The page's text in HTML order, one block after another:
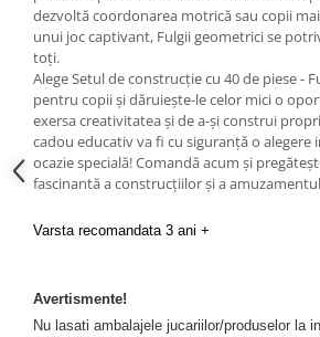
dezvoltă coordonarea motrică sau copii
unui joc captivant, Fulgii geometrici se
toți.
Alege Setul de construcție cu 40 de piese -
pentru copii și dăruiește-le celor mici o
exersa creativitatea și de a-și construi
cadou educativ va fi cu siguranță o
ocazie specială! Comandă acum și
fascinantă a construcțiilor și a
Varsta recomandata 3 ani +
Avertismente!
Nu lasati ambalajele jucariilor/produselor la